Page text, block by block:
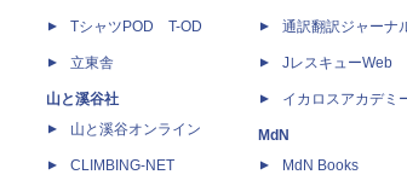
TシャツPOD T-OD
立東舎
山と溪谷社
山と溪谷オンライン
CLIMBING-NET
通訳翻訳ジャーナ
JレスキューWeb
イカロスアカデミ
MdN
MdN Books